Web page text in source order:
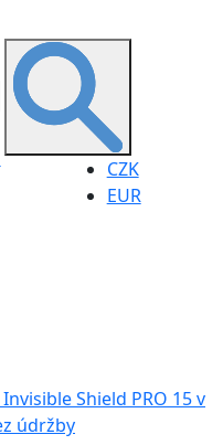
CZK
EUR
Shield PRO 15 v
údržby